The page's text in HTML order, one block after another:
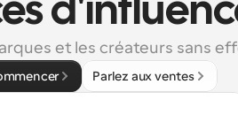
et les créateurs sans
Parlez aux ventes